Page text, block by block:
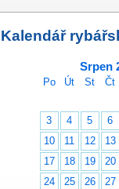
Kalendář
Srpen
Po Út St Čt
3
4 5 6
10
11 12 13
17
18 19 20
24
25 26 27